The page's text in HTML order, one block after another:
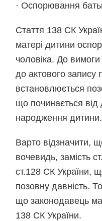
· Оспорювання
Cтаття 138 СК
матері дитини
чоловіка. До
до актового
встановлюється
що починається від
народження дитини.
Варто відзначити,
вочевидь, замість
ст.128 СК України,
позовну давність.
що законодавець
138 СК України.